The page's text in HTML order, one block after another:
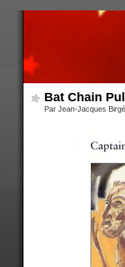
Bat Chain
Par Jean-Jacques